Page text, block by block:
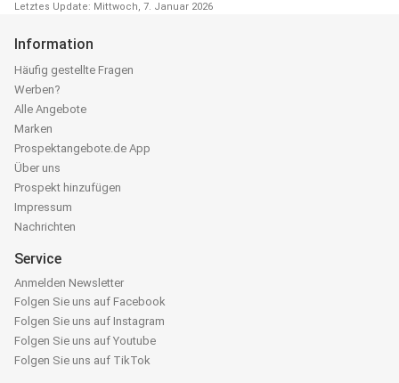
Letztes Update: Mittwoch, 7. Januar 2026
Information
Häufig gestellte Fragen
Werben?
Alle Angebote
Marken
Prospektangebote.de App
Über uns
Prospekt hinzufügen
Impressum
Nachrichten
Service
Anmelden Newsletter
Folgen Sie uns auf Facebook
Folgen Sie uns auf Instagram
Folgen Sie uns auf Youtube
Folgen Sie uns auf TikTok